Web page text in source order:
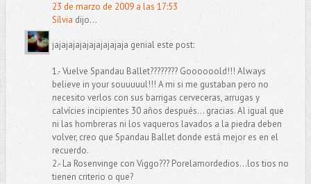
23 de marzo de 2009 a las 17:53
Sílvia dijo...
jajajajajajajajajajaja genial este post:
1.- Vuelve Spandau Ballet???????? Goooooold!!! Always
believe in your souuuuul!!! A mi si me gustaban pero no
necesito verlos con sus barrigas cerveceras, arrugas y
calvícies incipientes 30 años después... gracias. Al igual que
ni las hombreras ni los vaqueros lavados a la piedra deben
volver, creo que Spandau Ballet donde está mejor es en el
recuerdo.
2.- La Rosenvinge con Viggo??? Porelamordedios...los tios no
tienen criterio o que?